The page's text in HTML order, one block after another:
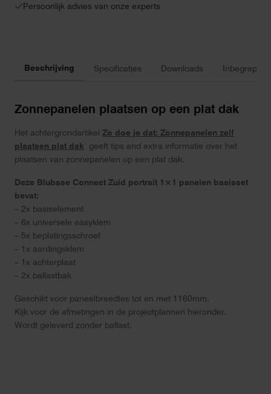
Persoonlijk advies van onze experts
Beschrijving Specificaties Downloads Inbegrepen
Zonnepanelen plaatsen op een plat dak
Het achtergrondartikel Zo doe je dat: Zonnepanelen zelf
plaatsen plat dak geeft tips and extra informatie over het
plaatsen van zonnepanelen op een plat dak.
Deze Blubase Connect Zuid portrait 1×1 panelen basisset
bevat:
– 2x basiselement
– 6x universele easyklem
– 5x beplatingsschroef
– 1x aardingsklem
– 1x achterplaat
– 2x ballastbak
Geschikt voor paneelbreedtes tot en met 1160mm.
Kijk voor de afmetingen in de projectplannen hieronder.
Wordt geleverd zonder ballast.